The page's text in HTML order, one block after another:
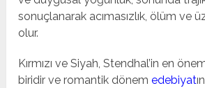
sonuçlanarak acımasızlık, ölüm ve
olur.
Kırmızı ve Siyah, Stendhal’in en
biridir ve romantik dönemedebiyat